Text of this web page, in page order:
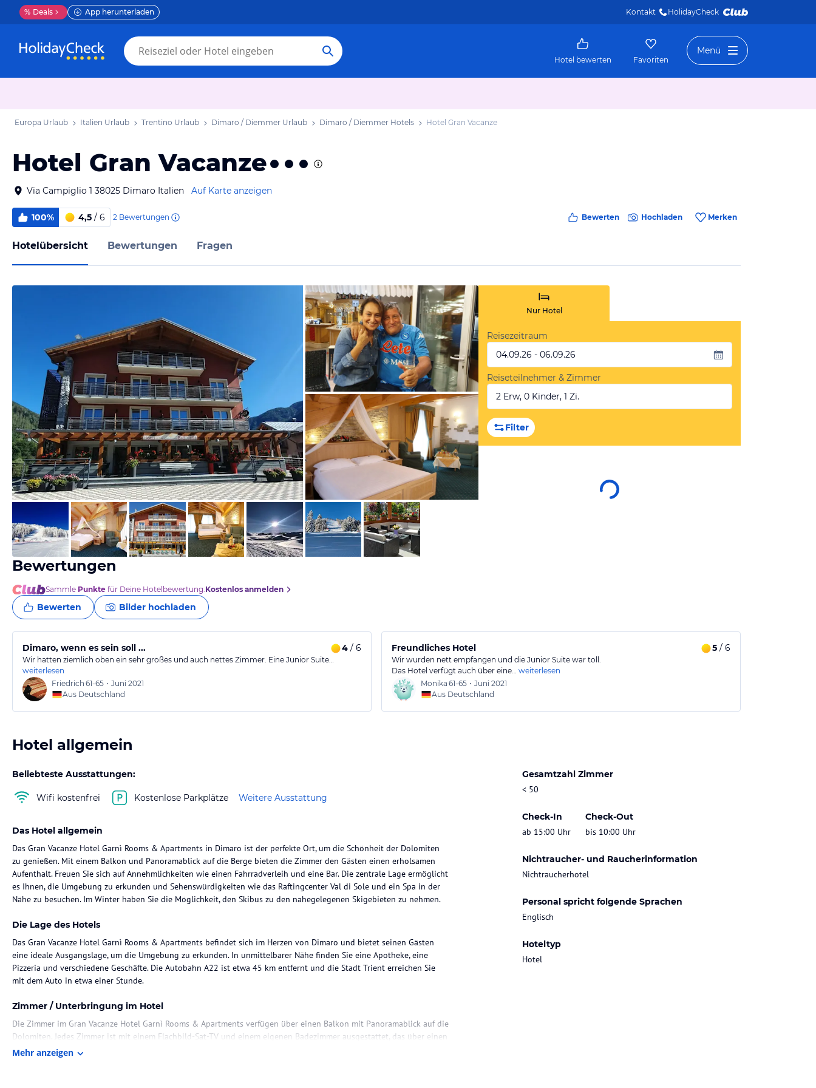
% Deals App herunterladen Kontakt HolidayCheck
Hotel bewerten Favoriten
Menü
Europa Urlaub Italien Urlaub Trentino Urlaub Dimaro / Diemmer Urlaub Dimaro / Diemmer Hotels Hotel Gran Vacanze
Hotel Gran Vacanze
Via Campiglio 1 38025 Dimaro Italien Auf Karte anzeigen
100% 4,5 / 6 2 Bewertungen Bewerten Hochladen Merken
Hotelübersicht Bewertungen Fragen
von Booking.com
von Booking.com
von Booking.com
Nur Hotel
Reisezeitraum
04.09.26 - 06.09.26
Reiseteilnehmer & Zimmer
2 Erw, 0 Kinder, 1 Zi.
Filter
Bewertungen
Sammle Punkte für Deine Hotelbewertung.Kostenlos anmelden
Bewerten Bilder hochladen
Dimaro, wenn es sein soll ... 4 / 6
Wir hatten ziemlich oben ein sehr großes und auch nettes Zimmer. Eine Junior Suite…
weiterlesen
Friedrich 61-65 • Juni 2021
Aus Deutschland
Freundliches Hotel 5 / 6
Wir wurden nett empfangen und die Junior Suite war toll.
Das Hotel verfügt auch über eine… weiterlesen
Monika 61-65 • Juni 2021
Aus Deutschland
Hotel allgemein
Beliebteste Ausstattungen:
Wifi kostenfrei Kostenlose Parkplätze Weitere Ausstattung
Gesamtzahl Zimmer
< 50
Check-In
ab 15:00 Uhr
Check-Out
bis 10:00 Uhr
Nichtraucher- und Raucherinformation
Nichtraucherhotel
Personal spricht folgende Sprachen
Englisch
Hoteltyp
Hotel
Das Hotel allgemein
Das Gran Vacanze Hotel Garnì Rooms & Apartments in Dimaro ist der perfekte Ort, um die Schönheit der Dolomiten
zu genießen. Mit einem Balkon und Panoramablick auf die Berge bieten die Zimmer den Gästen einen erholsamen
Aufenthalt. Freuen Sie sich auf Annehmlichkeiten wie einen Fahrradverleih und eine Bar. Die zentrale Lage ermöglicht
es Ihnen, die Umgebung zu erkunden und Sehenswürdigkeiten wie das Raftingcenter Val di Sole und ein Spa in der
Nähe zu besuchen. Im Winter haben Sie die Möglichkeit, den Skibus zu den nahegelegenen Skigebieten zu nehmen.
Die Lage des Hotels
Das Gran Vacanze Hotel Garnì Rooms & Apartments befindet sich im Herzen von Dimaro und bietet seinen Gästen
eine ideale Ausgangslage, um die Umgebung zu erkunden. In unmittelbarer Nähe finden Sie eine Apotheke, eine
Pizzeria und verschiedene Geschäfte. Die Autobahn A22 ist etwa 45 km entfernt und die Stadt Trient erreichen Sie
mit dem Auto in etwa einer Stunde.
Zimmer / Unterbringung im Hotel
Die Zimmer im Gran Vacanze Hotel Garnì Rooms & Apartments verfügen über einen Balkon mit Panoramablick auf die
Dolomiten. Jedes Zimmer ist mit einem Flachbild-Sat-TV und einem eigenen Badezimmer ausgestattet, das über einen
Haartrockner verfügt. Einige Zimmer sind mit Teppichboden ausgestattet, andere mit Parkettboden.
Mehr anzeigen